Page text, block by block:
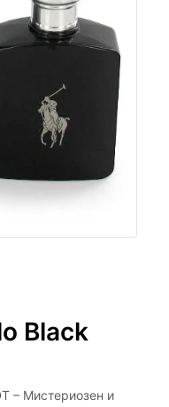
Black
– Мистериозен и